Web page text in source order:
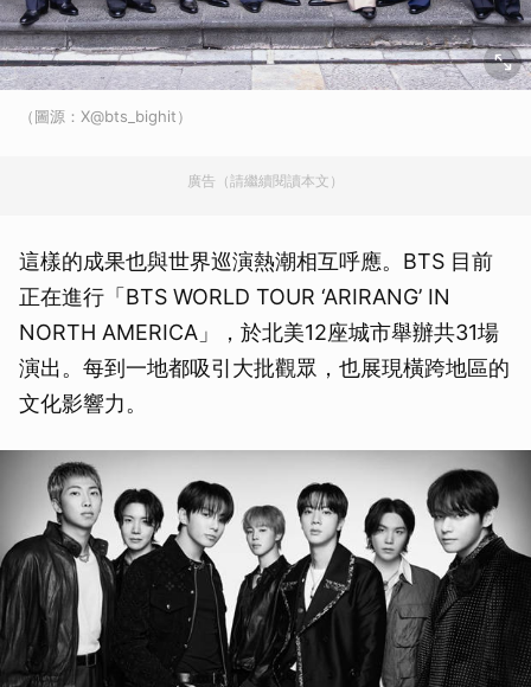
（圖源：X@bts_bighit）
廣告（請繼續閱讀本文）
這樣的成果也與世界巡演熱潮相互呼應。BTS 目前
正在進行「BTS WORLD TOUR ‘ARIRANG’ IN
NORTH AMERICA」，於北美12座城市舉辦共31場
演出。每到一地都吸引大批觀眾，也展現橫跨地區的
文化影響力。